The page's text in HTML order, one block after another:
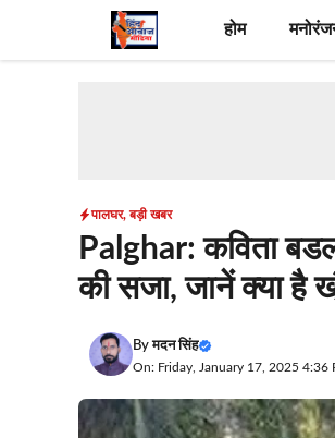
content
होम
पालघर,बड़ी खबर
Palghar: कविता
की सजा, जानें क्या है
Byमदन सिंह
On: Friday, January 17, 2025 4:36